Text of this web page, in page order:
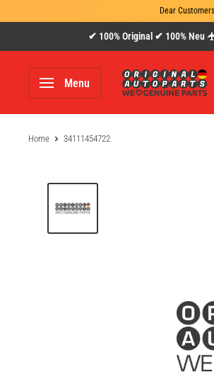
Dear
zum
✔ 100% Original ✔ 100% Neu
Menu
www.original-
autoparts.com
Home 34111454722